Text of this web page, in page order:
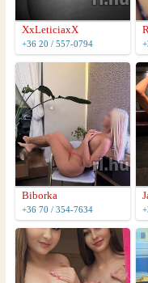
XxLeticiaxX
+36 20 / 557-0794
Biborka
+36 70 / 354-7634